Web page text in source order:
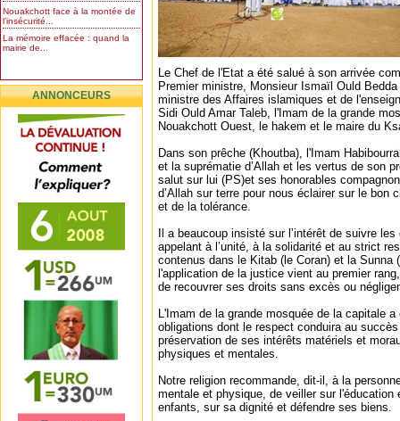
Nouakchott face à la montée de
l’insécurité...
La mémoire effacée : quand la
mairie de...
ANNONCEURS
Le Chef de l'Etat a été salué à son arrivée
Premier ministre, Monsieur Ismaïl Ould
ministre des Affaires islamiques et de
Sidi Ould Amar Taleb, l'Imam de la grande
Nouakchott Ouest, le hakem et le maire du
Dans son prêche (Khoutba), l'Imam
et la suprématie d’Allah et les vertus de son
salut sur lui (PS)et ses honorables
d’Allah sur terre pour nous éclairer sur le bon
et de la tolérance.
Il a beaucoup insisté sur l’intérêt de suivre
appelant à l’unité, à la solidarité et au strict
contenus dans le Kitab (le Coran) et la Sunna
l'application de la justice vient au premier
de recouvrer ses droits sans excès ou
L'Imam de la grande mosquée de la capitale
obligations dont le respect conduira au
préservation de ses intérêts matériels et
physiques et mentales.
Notre religion recommande, dit-il, à la
mentale et physique, de veiller sur l'éducation
enfants, sur sa dignité et défendre ses biens.